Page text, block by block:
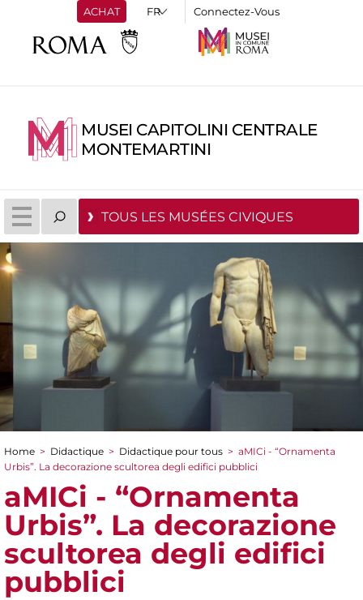
ACHAT Connectez-Vous
MUSEI CAPITOLINI CENTRALE
MONTEMARTINI
TOUS LES MUSÉES CIVIQUES
You are here
Home > Didactique > Didactique pour tous > aMICi - “Ornamenta
Urbis”. La decorazione scultorea degli edifici pubblici
aMICi - “Ornamenta
Urbis”. La decorazione
scultorea degli edifici
pubblici